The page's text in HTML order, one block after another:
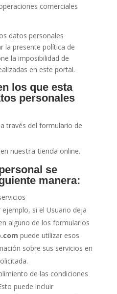
comerciales
datos personales
la presente política de
la imposibilidad de
en este portal.
los que esta
personales
través del formulario de
nuestra tienda online.
se
manera:
ejemplo, si el Usuario deja
alguno de los formularios
puede utilizar esos
sobre sus servicios en
de las condiciones
puede incluir